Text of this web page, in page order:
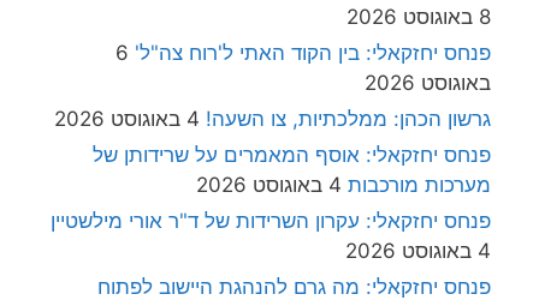
8 באוגוסט 2026
פנחס יחזקאלי: בין הקוד האתי ל'רוח צה"ל' 6
באוגוסט 2026
גרשון הכהן: ממלכתיות, צו השעה! 4 באוגוסט 2026
פנחס יחזקאלי: אוסף המאמרים על שרידותן של
מערכות מורכבות 4 באוגוסט 2026
פנחס יחזקאלי: עקרון השרידות של ד"ר אורי מילשטיין
4 באוגוסט 2026
פנחס יחזקאלי: מה גרם להנהגת היישוב לפתוח